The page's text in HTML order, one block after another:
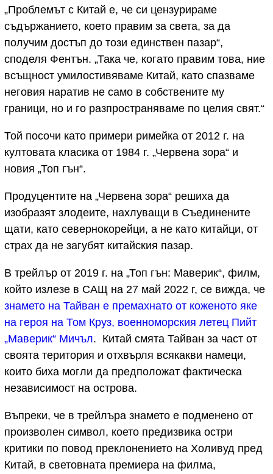
„Проблемът с Китай е, че си цензурираме
съдържанието, което правим за света, за да
получим достъп до този единствен пазар“,
споделя Фентън. „Така че, когато правим това, ние
всъщност умилостивяваме Китай, като спазваме
неговия наратив не само в собствените му
граници, но и го разпространяваме по целия свят.“
Той посочи като примери римейка от 2012 г. на
култовата класика от 1984 г. „Червена зора“ и
новия „Топ гън“.
Продуцентите на „Червена зора“ решиха да
изобразят злодеите, нахлуващи в Съединените
щати, като севернокорейци, а не като китайци, от
страх да не загубят китайския пазар.
В трейлър от 2019 г. на „Топ гън: Маверик“, филм,
който излезе в САЩ на 27 май 2022 г, се вижда, че
знамето на Тайван е премахнато от коженото яке
на героя на Том Круз, военноморския летец Пийт
„Маверик“ Мичъл. Китай смята Тайван за част от
своята територия и отхвърля всякакви намеци,
които биха могли да предположат фактическа
независимост на острова.
Въпреки, че в трейлъра знамето е подменено от
произволен символ, което предизвика остри
критики по повод преклонението на Холивуд пред
Китай, в световната премиера на филма,